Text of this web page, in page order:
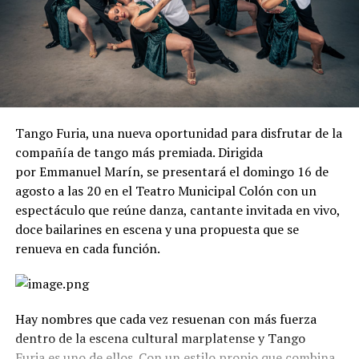
Tango Furia, una nueva oportunidad para disfrutar de la
compañía de tango más premiada. Dirigida
por Emmanuel Marín, se presentará el domingo 16 de
agosto a las 20 en el Teatro Municipal Colón con un
espectáculo que reúne danza, cantante invitada en vivo,
doce bailarines en escena y una propuesta que se
renueva en cada función.
Hay nombres que cada vez resuenan con más fuerza
dentro de la escena cultural marplatense y Tango